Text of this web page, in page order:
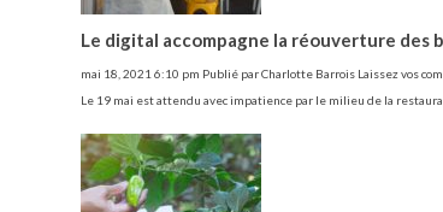
Le digital accompagne la réouverture des
mai 18, 2021 6:10 pm Publié parCharlotte Barrois Laissez vos
Le 19 mai est attendu avec impatience par le milieu de la